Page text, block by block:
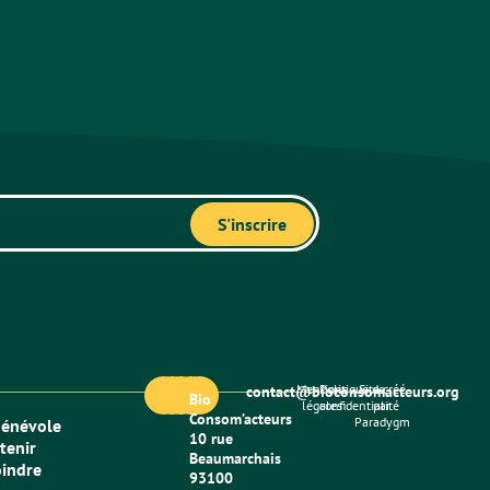
Bio
Consom’acteurs
10 rue
Beaumarchais
93100
contact@bioconsomacteurs.org
Mentions
légales
Politique de
confidentialité
Site créé
par
Paradygm